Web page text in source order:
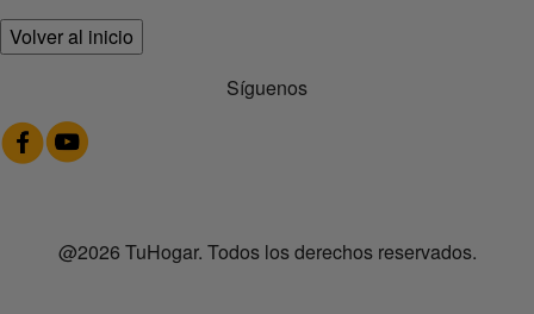
Volver al inicio
Síguenos
@2026 TuHogar. Todos los derechos reservados.